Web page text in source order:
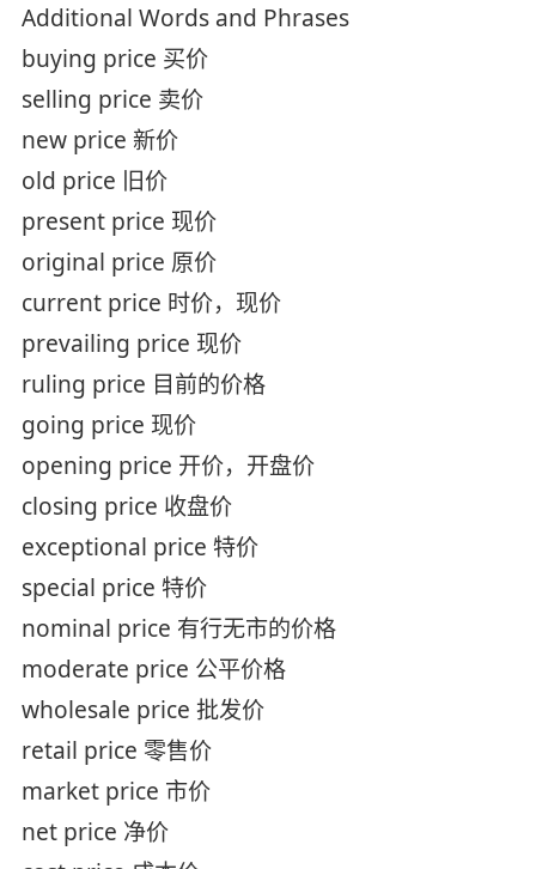
Additional Words and Phrases
buying price 买价
selling price 卖价
new price 新价
old price 旧价
present price 现价
original price 原价
current price 时价，现价
prevailing price 现价
ruling price 目前的价格
going price 现价
opening price 开价，开盘价
closing price 收盘价
exceptional price 特价
special price 特价
nominal price 有行无市的价格
moderate price 公平价格
wholesale price 批发价
retail price 零售价
market price 市价
net price 净价